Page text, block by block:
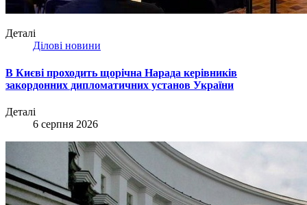
Деталі
Ділові новини
В Києві проходить щорічна Нарада керівників
закордонних дипломатичних установ України
Деталі
6 серпня 2026